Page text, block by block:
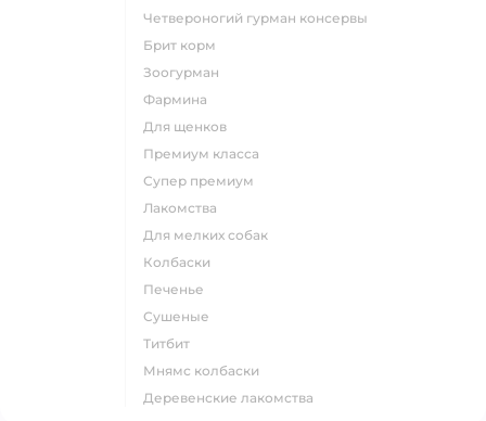
четвероногий гурман консервы
брит корм
зоогурман
фармина
для щенков
премиум класса
супер премиум
лакомства
для мелких собак
колбаски
печенье
сушеные
титбит
мнямс колбаски
деревенские лакомства